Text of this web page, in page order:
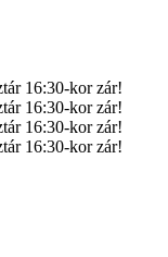
16:30-kor zár!
16:30-kor zár!
16:30-kor zár!
16:30-kor zár!